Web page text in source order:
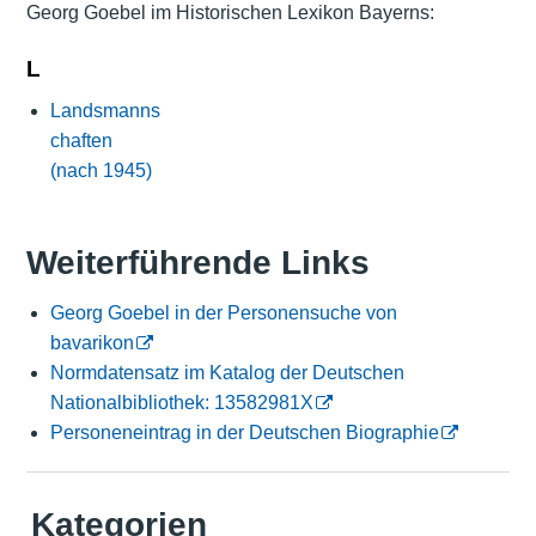
Georg Goebel im Historischen Lexikon Bayerns:
L
Landsmanns
chaften
(nach 1945)
Weiterführende Links
Georg Goebel in der Personensuche von
bavarikon
Normdatensatz im Katalog der Deutschen
Nationalbibliothek: 13582981X
Personeneintrag in der Deutschen Biographie
Kategorien